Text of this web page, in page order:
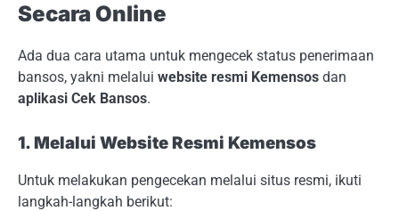
Secara Online
Ada dua cara utama untuk mengecek status penerimaan
bansos, yakni melalui website resmi Kemensos dan
aplikasi Cek Bansos.
1. Melalui Website Resmi Kemensos
Untuk melakukan pengecekan melalui situs resmi, ikuti
langkah-langkah berikut: